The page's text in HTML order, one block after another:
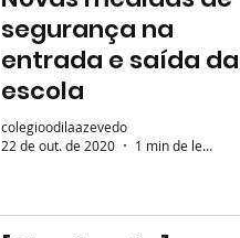
segurança na
entrada e saída da
escola
colegioodilaazevedo
22 de out. de 2020
1 min de leitura